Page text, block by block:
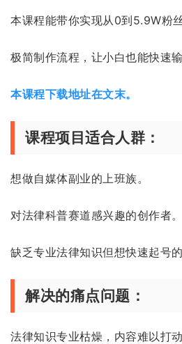
本课程能带你实现从0到5.9W粉丝
极简制作流程，让小白也能快速输
本课程下载地址在文末。
课程项目适合人群：
想做自媒体副业的上班族。
对法律科普赛道感兴趣的创作者。
缺乏专业法律知识但想快速起号的
解决的痛点问题：
法律知识专业枯燥，内容难以打动